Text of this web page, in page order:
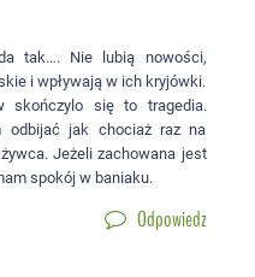
tak…. Nie lubią nowości,
i wpływają w ich kryjówki.
skończylo się to tragedia.
odbijać jak chociaż raz na
Jeżeli zachowana jest
spokój w baniaku.
Odpowiedz